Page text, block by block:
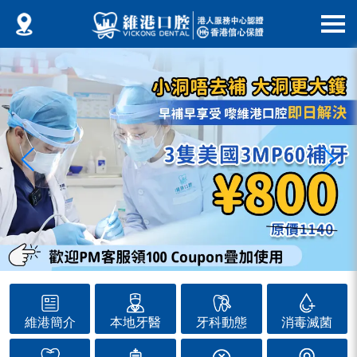
維港簡介 本地牙醫 牙科動態 消毒滅菌